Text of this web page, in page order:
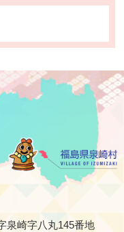
村
泉崎字八丸145番地